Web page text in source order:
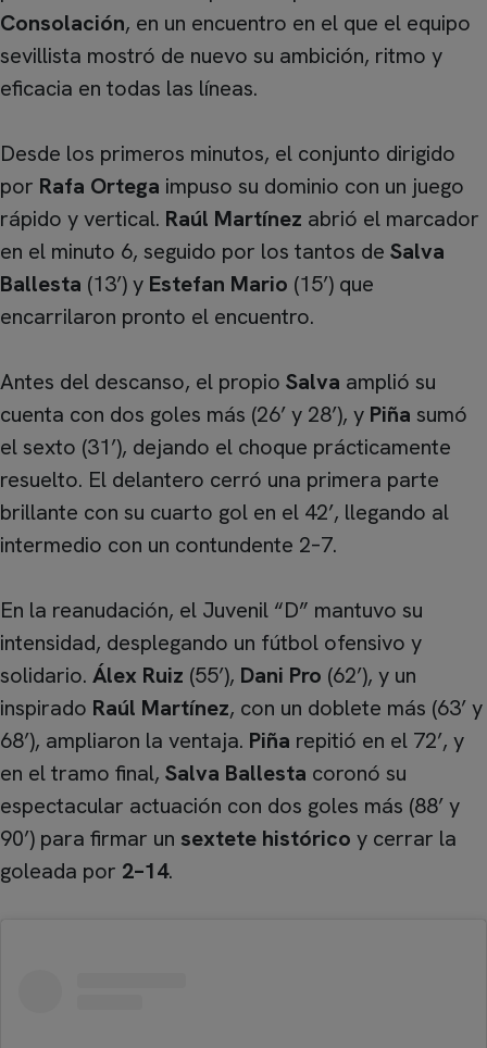
Consolación, en un encuentro en el que el equipo
sevillista mostró de nuevo su ambición, ritmo y
eficacia en todas las líneas.
Desde los primeros minutos, el conjunto dirigido
por Rafa Ortega impuso su dominio con un juego
rápido y vertical. Raúl Martínez abrió el marcador
en el minuto 6, seguido por los tantos de Salva
Ballesta (13’) y Estefan Mario (15’) que
encarrilaron pronto el encuentro.
Antes del descanso, el propio Salva amplió su
cuenta con dos goles más (26’ y 28’), y Piña sumó
el sexto (31’), dejando el choque prácticamente
resuelto. El delantero cerró una primera parte
brillante con su cuarto gol en el 42’, llegando al
intermedio con un contundente 2–7.
En la reanudación, el Juvenil “D” mantuvo su
intensidad, desplegando un fútbol ofensivo y
solidario. Álex Ruiz (55’), Dani Pro (62’), y un
inspirado Raúl Martínez, con un doblete más (63’ y
68’), ampliaron la ventaja. Piña repitió en el 72’, y
en el tramo final, Salva Ballesta coronó su
espectacular actuación con dos goles más (88’ y
90’) para firmar un sextete histórico y cerrar la
goleada por 2–14.